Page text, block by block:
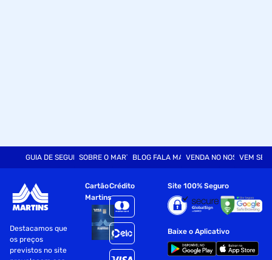
GUIA DE SEGURANÇASOBRE O MARTINSBLOG FALA MARTVENDA NO NOSSO SITE
VEM SER
Destacamos que
os preços
previstos no site
Cartão
Martins
Crédito Site 100% Seguro
Baixe o Aplicativo